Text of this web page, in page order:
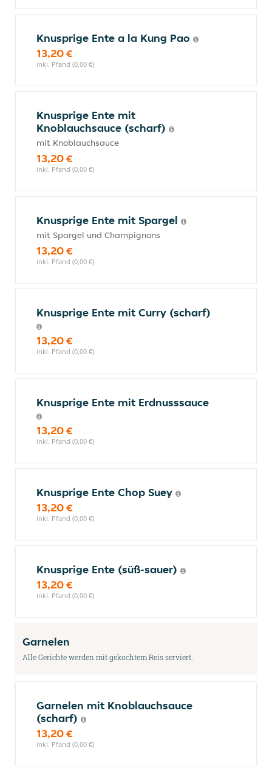
Knusprige Ente a la Kung Pao
13,20 €
inkl. Pfand (0,00 €)
Knusprige Ente mit
Knoblauchsauce (scharf)
mit Knoblauchsauce
13,20 €
inkl. Pfand (0,00 €)
Knusprige Ente mit Spargel
mit Spargel und Champignons
13,20 €
inkl. Pfand (0,00 €)
Knusprige Ente mit Curry (scharf)
13,20 €
inkl. Pfand (0,00 €)
Knusprige Ente mit Erdnusssauce
13,20 €
inkl. Pfand (0,00 €)
Knusprige Ente Chop Suey
13,20 €
inkl. Pfand (0,00 €)
Knusprige Ente (süß-sauer)
13,20 €
inkl. Pfand (0,00 €)
Garnelen
Alle Gerichte werden mit gekochtem Reis serviert.
Garnelen mit Knoblauchsauce
(scharf)
13,20 €
inkl. Pfand (0,00 €)